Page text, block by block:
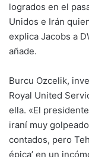
logrados en el
Unidos e Irán
explica Jacobs a
añade.
Burcu Ozcelik,
Royal United
ella. «El presidente
iraní muy
contados, pero
épica’ en un